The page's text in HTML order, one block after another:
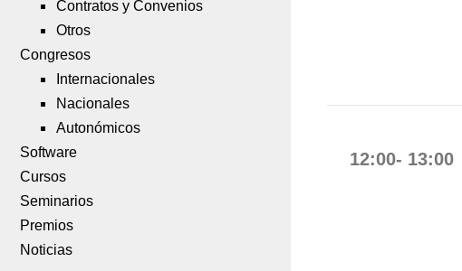
Contratos y Convenios
Otros
Congresos
Internacionales
Nacionales
Autonómicos
Software
Cursos
Seminarios
Premios
Noticias
12:00- 13:00